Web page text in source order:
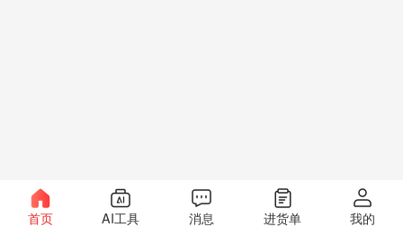
首页 AI工具 消息 进货单 我的